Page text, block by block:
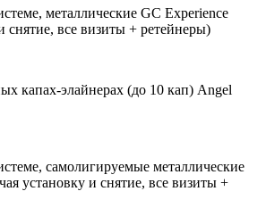
металлические GC Experience
снятие, все визиты + ретейнеры)
капах-элайнерах (до 10 кап) Angel
самолигируемые металлические
установку и снятие, все визиты +